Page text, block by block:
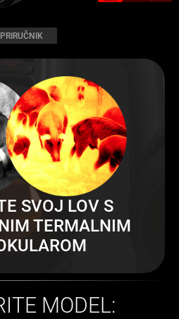
PRIRUČNIK
SVOJ LOV S
TERMALNIM
MODEL: